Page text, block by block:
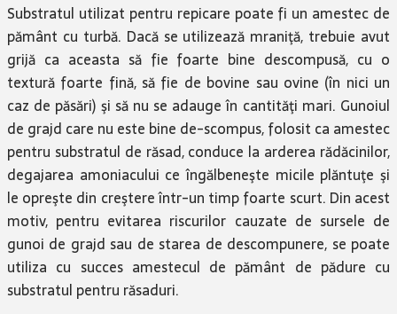
Substratul utilizat pentru repicare poate fi un amestec de
pământ cu turbă. Dacă se utilizează mraniţă, trebuie avut
grijă ca aceasta să fie foarte bine descompusă, cu o
textură foarte fină, să fie de bovine sau ovine (în nici un
caz de păsări) şi să nu se adauge în cantităţi mari. Gunoiul
de grajd care nu este bine de-scompus, folosit ca amestec
pentru substratul de răsad, conduce la arderea rădăcinilor,
degajarea amoniacului ce îngălbeneşte micile plăntuţe şi
le opreşte din creştere într-un timp foarte scurt. Din acest
motiv, pentru evitarea riscurilor cauzate de sursele de
gunoi de grajd sau de starea de descompunere, se poate
utiliza cu succes amestecul de pământ de pădure cu
substratul pentru răsaduri.